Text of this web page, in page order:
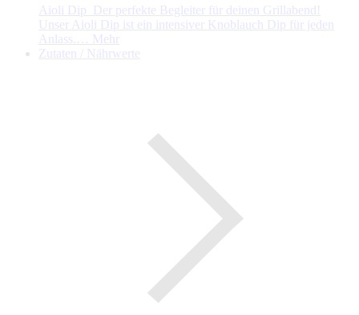
Aioli Dip Der perfekte Begleiter für deinen Grillabend!
Unser Aioli Dip ist ein intensiver Knoblauch Dip für jeden
Anlass.…
Mehr
Zutaten / Nährwerte